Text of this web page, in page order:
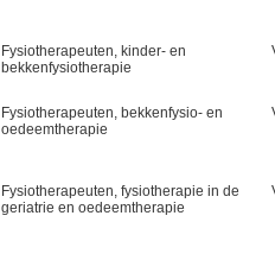
Fysiotherapeuten, kinder- en
bekkenfysiotherapie
Fysiotherapeuten, bekkenfysio- en
oedeemtherapie
Fysiotherapeuten, fysiotherapie in de
geriatrie en oedeemtherapie